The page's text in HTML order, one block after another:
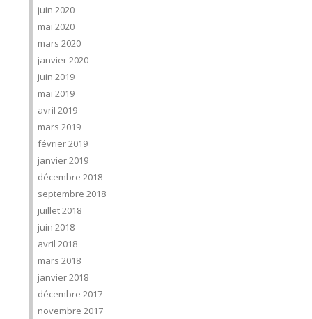
juin 2020
mai 2020
mars 2020
janvier 2020
juin 2019
mai 2019
avril 2019
mars 2019
février 2019
janvier 2019
décembre 2018
septembre 2018
juillet 2018
juin 2018
avril 2018
mars 2018
janvier 2018
décembre 2017
novembre 2017